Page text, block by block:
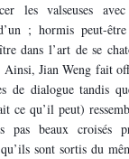
les valseuses
; hormis peut-
dans l’art de se
Ainsi, Jian Weng fait
de dialogue tandis
ce qu’il peut)
beaux croisés
sont sortis du